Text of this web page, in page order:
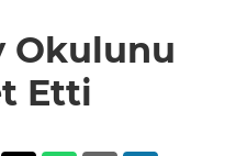
Okulunu
Etti